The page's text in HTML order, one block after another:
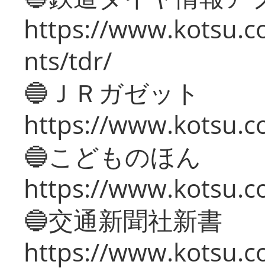
https://
nts/tdr/
🔵ＪＲガゼット
https://
🔵こどものほん
https://
🔵交通新聞社新書
https://